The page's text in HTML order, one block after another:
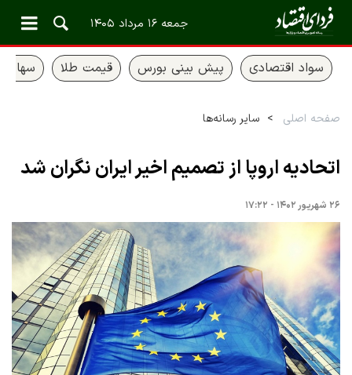
جمعه ۱۶ مرداد ۱۴۰۵
سواد اقتصادی پیش بینی بورس قیمت طلا سهام
صفحه اصلی سایر رسانه‌ها
اتحادیه اروپا از تصمیم اخیر ایران نگران شد
۲۶ شهریور ۱۴۰۲ - ۱۷:۲۲